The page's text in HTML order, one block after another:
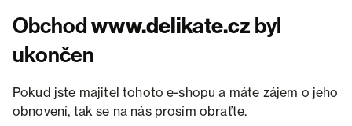
Obchodwww.delikate.cz byl
ukončen
Pokud jste majitel tohoto e-shopu a máte zájem o jeho
obnovení, tak se na nás prosím obraťte.